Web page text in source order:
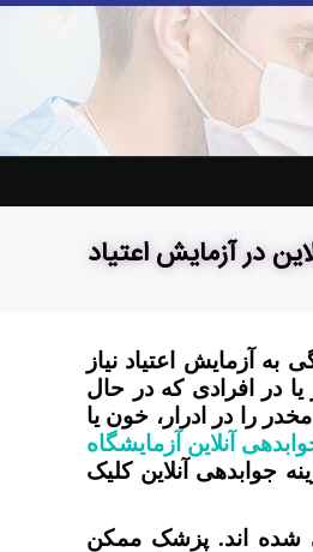
در آزمایش اعتیاد
آزمایش اعتیاد نیاز
در افرادی که در حال
را در ادرار، خون یا
آنلاین آزمایشگاه
جوابدهی آنلاین کلیک
شده اند. پزشک ممکن